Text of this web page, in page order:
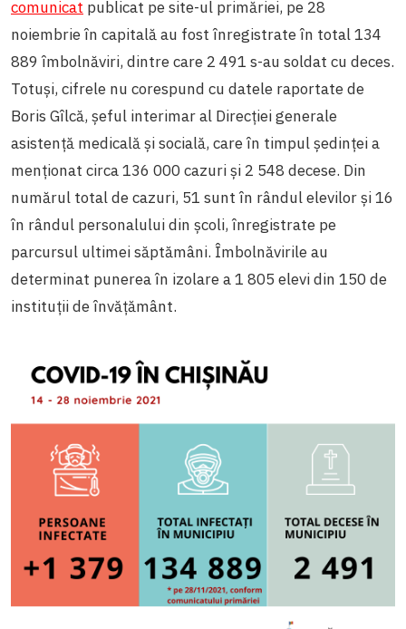
comunicat publicat pe site-ul primăriei, pe 28
noiembrie în capitală au fost înregistrate în total 134
889 îmbolnăviri, dintre care 2 491 s-au soldat cu deces.
Totuși, cifrele nu corespund cu datele raportate de
Boris Gîlcă, șeful interimar al Direcției generale
asistență medicală și socială, care în timpul ședinței a
menționat circa 136 000 cazuri și 2 548 decese. Din
numărul total de cazuri, 51 sunt în rândul elevilor și 16
în rândul personalului din școli, înregistrate pe
parcursul ultimei săptămâni. Îmbolnăvirile au
determinat punerea în izolare a 1 805 elevi din 150 de
instituții de învățământ.